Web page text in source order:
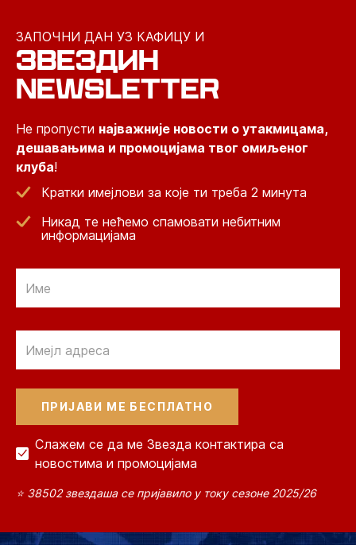
ЗАПОЧНИ ДАН УЗ КАФИЦУ И
ЗВЕЗДИН
NEWSLETTER
Не пропусти најважније новости о утакмицама,
дешавањима и промоцијама твог омиљеног
клуба!
Кратки имејлови за које ти треба 2 минута
Никад те нећемо спамовати небитним
информацијама
Слажем се да ме Звезда контактира са
новостима и промоцијама
⭐ 38502 звездаша се пријавило у току сезоне 2025/26